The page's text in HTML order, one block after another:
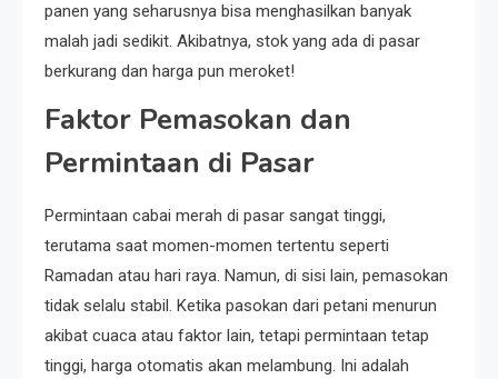
panen yang seharusnya bisa menghasilkan banyak
malah jadi sedikit. Akibatnya, stok yang ada di pasar
berkurang dan harga pun meroket!
Faktor Pemasokan dan
Permintaan di Pasar
Permintaan cabai merah di pasar sangat tinggi,
terutama saat momen-momen tertentu seperti
Ramadan atau hari raya. Namun, di sisi lain, pemasokan
tidak selalu stabil. Ketika pasokan dari petani menurun
akibat cuaca atau faktor lain, tetapi permintaan tetap
tinggi, harga otomatis akan melambung. Ini adalah